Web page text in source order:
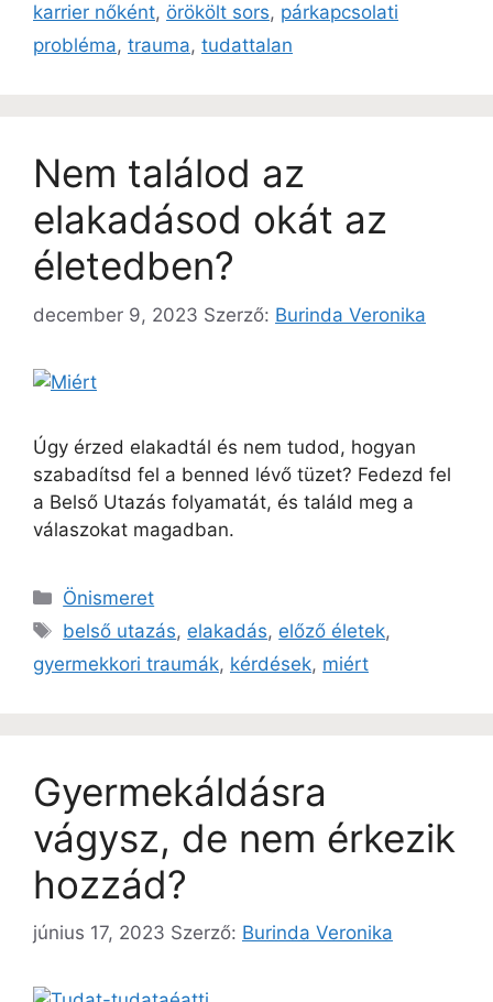
karrier nőként, örökölt sors, párkapcsolati
probléma, trauma, tudattalan
Nem találod az
elakadásod okát az
életedben?
december 9, 2023 Szerző: Burinda Veronika
Úgy érzed elakadtál és nem tudod, hogyan
szabadítsd fel a benned lévő tüzet? Fedezd fel
a Belső Utazás folyamatát, és találd meg a
válaszokat magadban.
Önismeret
belső utazás, elakadás, előző életek,
gyermekkori traumák, kérdések, miért
Gyermekáldásra
vágysz, de nem érkezik
hozzád?
június 17, 2023 Szerző: Burinda Veronika